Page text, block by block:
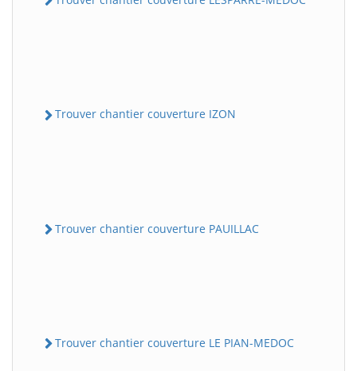
Trouver chantier couverture IZON
Trouver chantier couverture PAUILLAC
Trouver chantier couverture LE PIAN-MEDOC